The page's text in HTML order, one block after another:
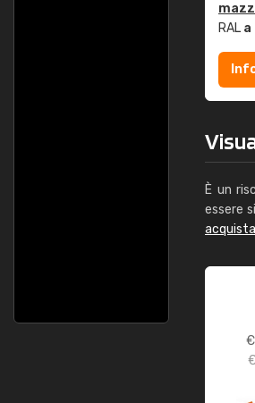
RAL a
È un
essere
€